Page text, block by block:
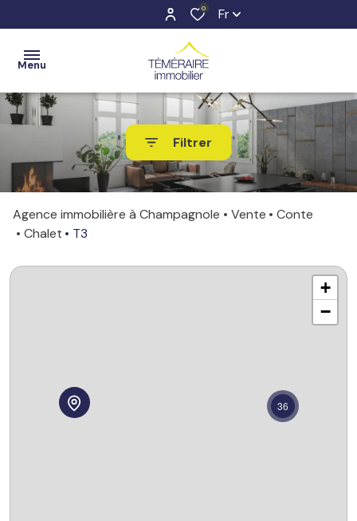
0 Fr
Menu
ACCUEIL
VENTES
ESTIMATION
LOCATIONS
NOTRE
Filtrer
Agence immobilière à Champagnole Vente
Conte
Chalet
T3
36
+
−